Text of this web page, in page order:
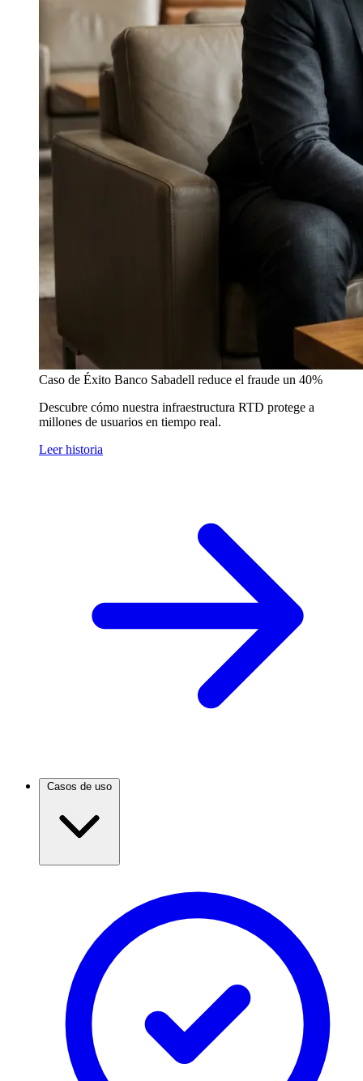
Caso de Éxito Banco Sabadell reduce el fraude un 40%
Descubre cómo nuestra infraestructura RTD protege a
millones de usuarios en tiempo real.
Leer historia
Casos de uso